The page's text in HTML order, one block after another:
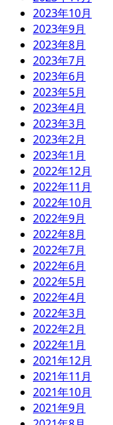
2023年10月
2023年9月
2023年8月
2023年7月
2023年6月
2023年5月
2023年4月
2023年3月
2023年2月
2023年1月
2022年12月
2022年11月
2022年10月
2022年9月
2022年8月
2022年7月
2022年6月
2022年5月
2022年4月
2022年3月
2022年2月
2022年1月
2021年12月
2021年11月
2021年10月
2021年9月